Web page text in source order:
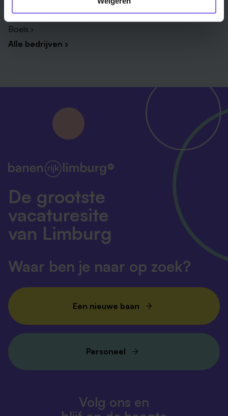
VDL Groep ›
Boels ›
Alle bedrijven ›
De grootste
vacaturesite
van Limburg
Waar ben je naar op zoek?
Een nieuwe baan
Personeel
Volg ons en